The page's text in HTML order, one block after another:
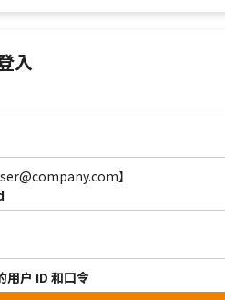
入
】
用户 ID 和口令